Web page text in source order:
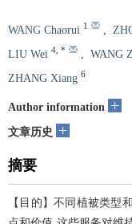
WANG Chaorui 1
LIU Wei 4, * WANG
ZHANG Xiang 6
Author information +
文章历史 +
摘要
【目的】不同植被类型